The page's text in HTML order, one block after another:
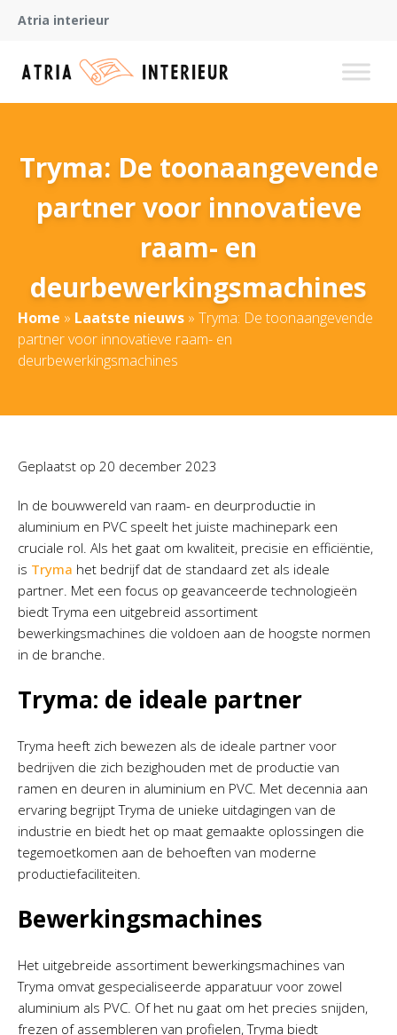
Atria interieur
Tryma: De toonaangevende
partner voor innovatieve
raam- en
deurbewerkingsmachines
Home » Laatste nieuws » Tryma: De toonaangevende
partner voor innovatieve raam- en
deurbewerkingsmachines
Geplaatst op 20 december 2023
In de bouwwereld van raam- en deurproductie in
aluminium en PVC speelt het juiste machinepark een
cruciale rol. Als het gaat om kwaliteit, precisie en efficiëntie,
is Tryma het bedrijf dat de standaard zet als ideale
partner. Met een focus op geavanceerde technologieën
biedt Tryma een uitgebreid assortiment
bewerkingsmachines die voldoen aan de hoogste normen
in de branche.
Tryma: de ideale partner
Tryma heeft zich bewezen als de ideale partner voor
bedrijven die zich bezighouden met de productie van
ramen en deuren in aluminium en PVC. Met decennia aan
ervaring begrijpt Tryma de unieke uitdagingen van de
industrie en biedt het op maat gemaakte oplossingen die
tegemoetkomen aan de behoeften van moderne
productiefaciliteiten.
Bewerkingsmachines
Het uitgebreide assortiment bewerkingsmachines van
Tryma omvat gespecialiseerde apparatuur voor zowel
aluminium als PVC. Of het nu gaat om het precies snijden,
frezen of assembleren van profielen, Tryma biedt